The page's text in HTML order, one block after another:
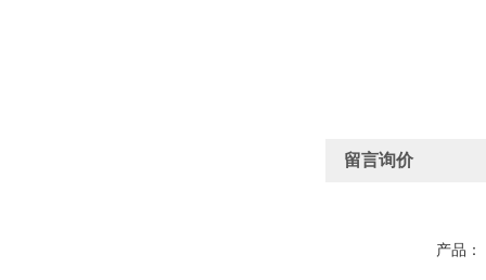
留言询价
产品：